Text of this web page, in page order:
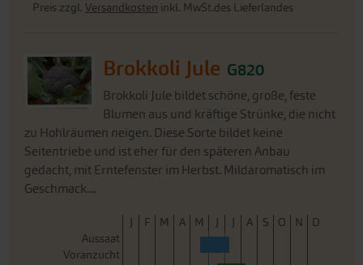
Preis zzgl. Versandkosten inkl. MwSt.des Lieferlandes
Brokkoli Jule G820
Brokkoli Jule bildet schöne, große, feste
Blumen aus und kräftige Strünke, die nicht
zu Hohlräumen neigen. Diese Sorte bildet keine
Seitentriebe und ist eher für den späteren Anbau
gedacht, mit Erntefenster im Herbst. Mildaromatisch im
Geschmack....
J F M A M J J A S O N
D
Aussaat
Voranzucht